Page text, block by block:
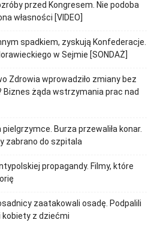
przed Kongresem. Nie podoba
własności [VIDEO]
spadkiem, zyskują Konfederacje.
w Sejmie [SONDAŻ]
Zdrowia wprowadziło zmiany bez
Biznes żąda wstrzymania prac nad
pielgrzymce. Burza przewaliła konar.
zabrano do szpitala
propagandy. Filmy, które
zaatakowali osadę. Podpalili
kobiety z dziećmi